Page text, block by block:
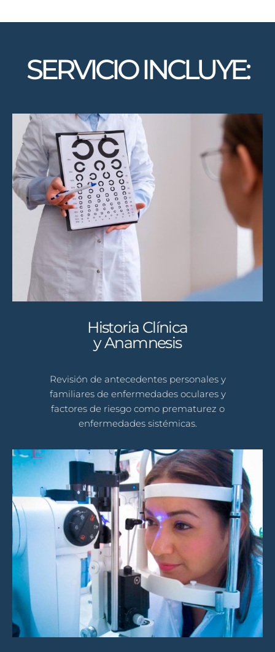
SERVICIO INCLUYE:
Historia Clínica
y Anamnesis
Revisión de antecedentes personales y
familiares de enfermedades oculares y
factores de riesgo como prematurez o
enfermedades sistémicas.